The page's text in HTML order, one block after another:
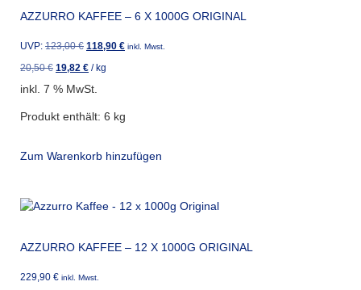
AZZURRO KAFFEE – 6 X 1000G ORIGINAL
UVP: 123,00€ 118,90 € inkl. Mwst.
20,50€ 19,82 € / kg
inkl. 7 % MwSt.
Produkt enthält: 6 kg
Zum Warenkorb hinzufügen
AZZURRO KAFFEE – 12 X 1000G ORIGINAL
229,90 € inkl. Mwst.